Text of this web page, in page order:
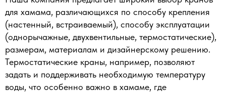
для хамама, различающихся по способу крепления
(настенный, встраиваемый), способу эксплуатации
(однорычажные, двухвентильные, термостатические),
размерам, материалам и дизайнерскому решению.
Термостатические краны, например, позволяют
задать и поддерживать необходимую температуру
воды, что особенно важно в хамаме, где